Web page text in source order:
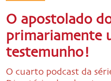
O apostolado
primariamente
testemunho!
O cuarto podcast da